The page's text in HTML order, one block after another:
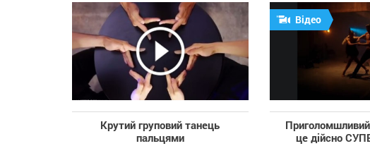
Крутий груповий танець
пальцями
Відео
це дійсно